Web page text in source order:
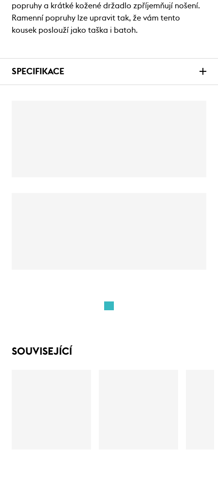
popruhy a krátké kožené držadlo zpříjemňují nošení.
Ramenní popruhy lze upravit tak, že vám tento
kousek poslouží jako taška i batoh.
SPECIFIKACE
SOUVISEJÍCÍ